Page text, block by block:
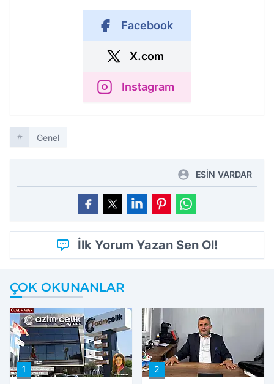
Facebook
X.com
Instagram
Genel
ESİN VARDAR
İlk Yorum Yazan Sen Ol!
ÇOK OKUNANLAR
1 2